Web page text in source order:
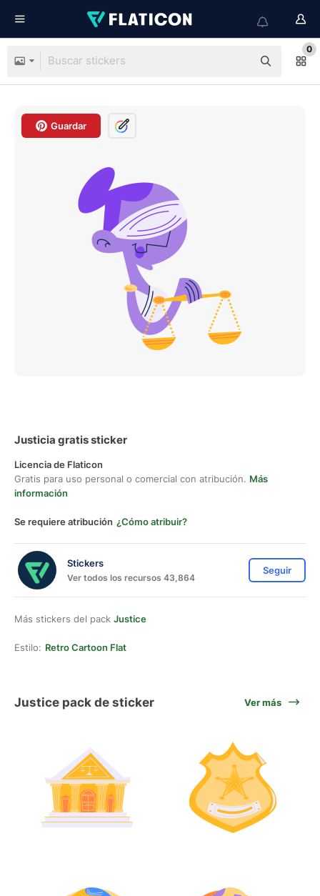
0
Guardar
Justicia gratis sticker
Licencia de Flaticon
Gratis para uso personal o comercial con atribución. Más
información
Se requiere atribución ¿Cómo atribuir?
Stickers
Ver todos los recursos 43,864
Seguir
Más stickers del pack Justice
Estilo: Retro Cartoon Flat
Justice pack de sticker Ver más